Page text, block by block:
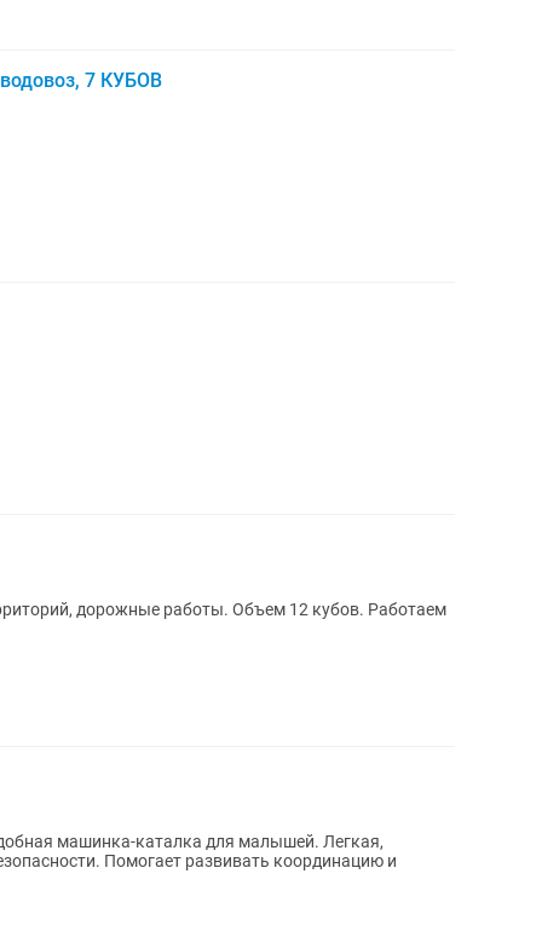
7 КУБОВ
дорожные работы. Объем 12 кубов. Работаем
Помогает развивать координацию и